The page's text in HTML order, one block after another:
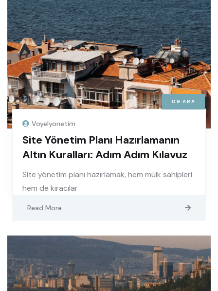
09 ARA
Voyelyonetim
Site Yönetim Planı Hazırlamanın
Altın Kuralları: Adım Adım Kılavuz
Site yönetim planı hazırlamak, hem mülk sahipleri
hem de kiracılar
Read More